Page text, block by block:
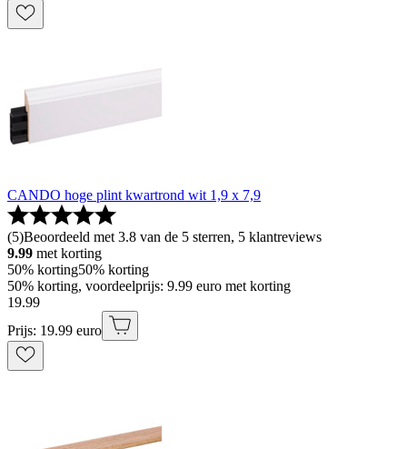
CANDO hoge plint kwartrond wit 1,9 x 7,9
(5)Beoordeeld met 3.8 van de 5 sterren, 5 klantreviews
9.99 met korting
50% korting50% korting
50% korting, voordeelprijs: 9.99 euro met korting
19.99
Prijs: 19.99 euro